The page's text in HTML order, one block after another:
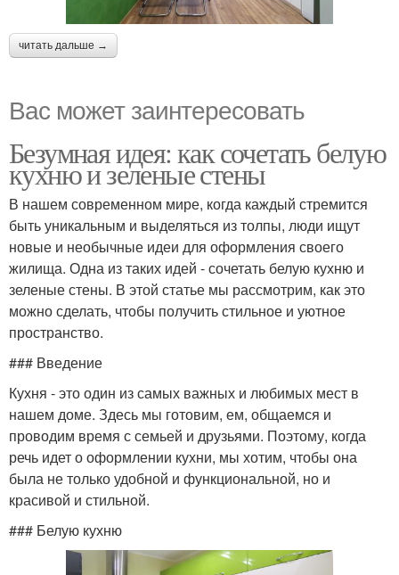
читать дальше →
Вас может заинтересовать
Безумная идея: как сочетать белую
кухню и зеленые стены
В нашем современном мире, когда каждый стремится
быть уникальным и выделяться из толпы, люди ищут
новые и необычные идеи для оформления своего
жилища. Одна из таких идей - сочетать белую кухню и
зеленые стены. В этой статье мы рассмотрим, как это
можно сделать, чтобы получить стильное и уютное
пространство.
### Введение
Кухня - это один из самых важных и любимых мест в
нашем доме. Здесь мы готовим, ем, общаемся и
проводим время с семьей и друзьями. Поэтому, когда
речь идет о оформлении кухни, мы хотим, чтобы она
была не только удобной и функциональной, но и
красивой и стильной.
### Белую кухню